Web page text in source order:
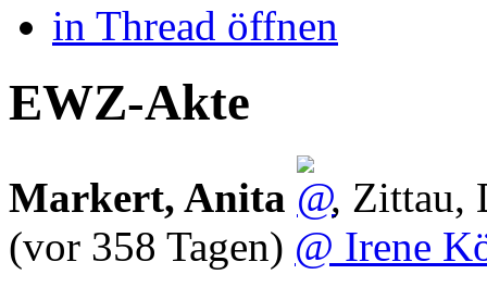
in Thread öffnen
EWZ-Akte
Markert, Anita , Zittau,
(vor 358 Tagen) @ Irene